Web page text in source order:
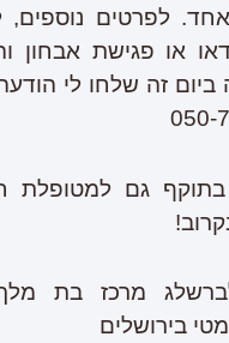
לפרטים נוספים,
או פגישת אבחון
ביום זה שלחו לי
050-
גם למטופלת
מרכז בת
בירושלים